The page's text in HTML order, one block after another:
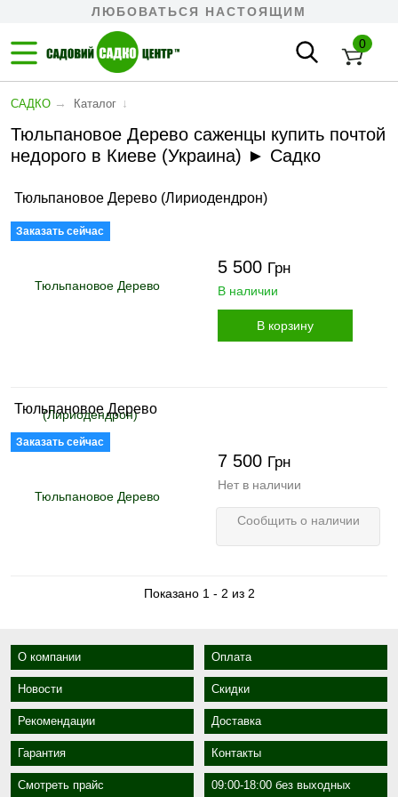
ЛЮБОВАТЬСЯ НАСТОЯЩИМ
0
САДКО → Каталог ↓
Тюльпановое Дерево саженцы купить почтой
недорого в Киеве (Украина) ► Садко
Тюльпановое Дерево (Лириодендрон)
Заказать сейчас
5 500 Грн
В наличии
В корзину
Тюльпановое Дерево
Заказать сейчас
7 500 Грн
Нет в наличии
Сообщить о наличии
Показано 1 - 2 из 2
О компании Оплата
Новости Скидки
Рекомендации Доставка
Гарантия Контакты
Смотреть прайс 09:00-18:00 без выходных